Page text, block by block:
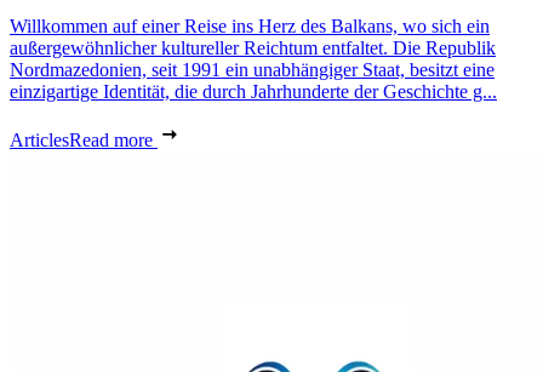
Willkommen auf einer Reise ins Herz des Balkans, wo sich ein
außergewöhnlicher kultureller Reichtum entfaltet. Die Republik
Nordmazedonien, seit 1991 ein unabhängiger Staat, besitzt eine
einzigartige Identität, die durch Jahrhunderte der Geschichte g...
ArticlesRead more